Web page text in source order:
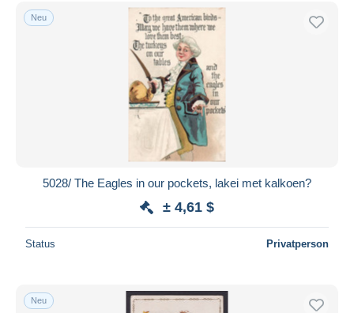
Kostenloser Versand
Zahlungsmethoden
Banküberweisung
Wohnsitz des Verkäufers
Neu
5028/ The Eagles in our pockets, lakei met kalkoen?
± 4,61 $
Status Privatperson
Neu